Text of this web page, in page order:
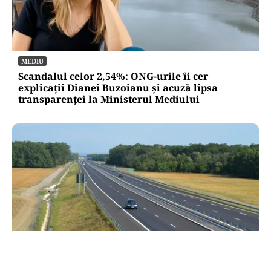
MEDIU
Scandalul celor 2,54%: ONG-urile îi cer
explicații Dianei Buzoianu și acuză lipsa
transparenței la Ministerul Mediului